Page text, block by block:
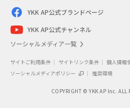
YKK AP公式ブランドページ
YKK AP公式チャンネル
ソーシャルメディア一覧
サイトご利用条件 サイトリンク条件
個人情報
ソーシャルメディアポリシー
推奨環境
COPYRIGHT © YKK AP Inc. ALL